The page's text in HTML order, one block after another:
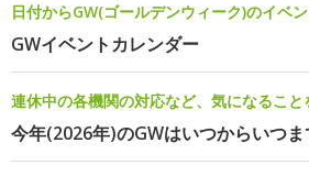
日付からGW(ゴールデンウィーク)のイベ
GWイベントカレンダー
連休中の各機関の対応など、気になること
今年(2026年)のGWはいつからいつま